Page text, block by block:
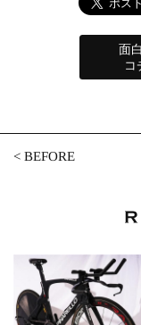
面
コ
<BEFORE